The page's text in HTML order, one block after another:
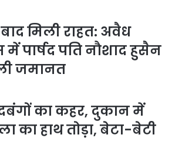
मिली राहत: अवैध
पार्षद पति नौशाद हुसैन
जमानत
का कहर, दुकान में
का हाथ तोड़ा, बेटा-बेटी